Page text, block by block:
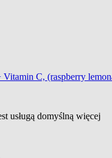
C, (raspberry
usługą domyślną więcej